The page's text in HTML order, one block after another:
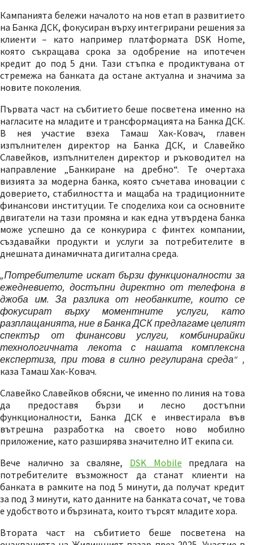
Кампанията бележи началото на нов етап в развитието
на Банка ДСК, фокусиран върху интегрирани решения за
клиенти – като например платформата DSK Home,
която съкращава срока за одобрение на ипотечен
кредит до под 5 дни. Тази стъпка е продиктувана от
стремежа на банката да остане актуална и значима за
новите поколения.
Първата част на събитието беше посветена именно на
нагласите на младите и трансформацията на Банка ДСК.
В нея участие взеха
Тамаш Хак-Ковач, главен
изпълнителен директор на Банка ДСК, и Славейко
Славейков, изпълнителен директор и ръководител на
направление „Банкиране на дребно“. Те очертаха
визията за модерна банка, която съчетава иновации с
доверието, стабилността и мащаба на традиционните
финансови институции. Те споделиха кои са основните
двигатели на тази промяна и как една утвърдена банка
може успешно да се конкурира с финтех компании,
създавайки продукти и услуги за потребителите в
днешната динамичната дигитална среда.
„Потребителите искат бързи функционалности за
ежедневието, достъпни директно от телефона в
джоба им. За разлика от необанките, които се
фокусират върху моментните услуги, като
разплащанията, ние в Банка ДСК предлагаме целият
спектър от финансови услуги, комбинирайки
технологичната лекота с нашата комплексна
експертиза, при това в силно регулирана среда“ ,
каза Тамаш Хак-Ковач.
Славейко Славейков обясни, че именно по линия на това
да предоставя бързи и лесно достъпни
функционалности, Банка ДСК е инвестирала във
вътрешна разработка на своето ново мобилно
приложение, като разширява значително ИТ екипа си.
Вече налично за сваляне, DSK Mobile
предлага на
потребителите възможност да станат клиенти на
банката в рамките на под 5 минути, да получат кредит
за под 3 минути, като данните на банката сочат, че това
е удобството и бързината, които търсят младите хора.
Втората част на събитието беше посветена на